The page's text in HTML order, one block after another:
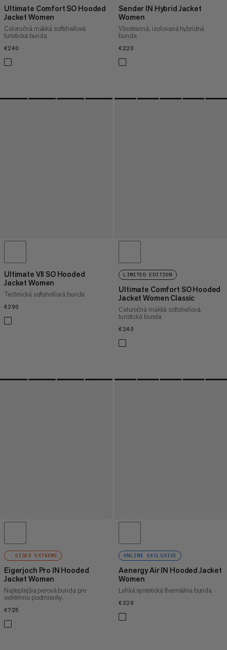
Ultimate Comfort SO Hooded
Jacket Women
Celoročná mäkká softshellová
turistická bunda
€240
Sender IN Hybrid Jacket
Women
Všestranná, izolovaná hybridná
bunda
€220
Ultimate VII SO Hooded
Jacket Women
Technická softshellová bunda
€290
LIMITED EDITION
Ultimate Comfort SO Hooded
Jacket Women Classic
Celoročná mäkká softshellová
turistická bunda
€240
EIGER EXTREME
Eigerjoch Pro IN Hooded
Jacket Women
Najteplejšia perová bunda pre
extrémne podmienky.
€725
ONLINE EXCLUSIVE
Aenergy Air IN Hooded Jacket
Women
Lehká syntetická thermálna bunda
€320